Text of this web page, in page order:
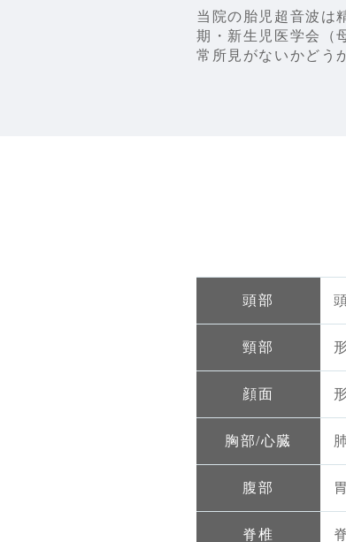
当院の胎児超音波は
期・新生児医学会（
常所見がないかどう
頭部
頸部
顔面
胸部/心臓
腹部
脊椎